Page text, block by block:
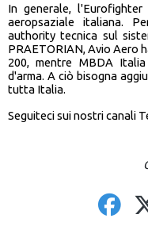
In generale,
aeropsaziale italiana.
authority tecnica sul
PRAETORIAN, Avio Aero
200, mentre MBDA
d'arma. A ciò bisogna
tutta Italia.
Seguiteci sui nostri canali